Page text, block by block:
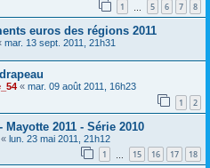
1 5 6 7 8
euros des régions 2011
mar. 13 sept. 2011, 21h31
« mar. 09 août 2011, 16h23
1 2
2011 - Série 2010
« lun. 23 mai 2011, 21h12
1 15 16 17 18